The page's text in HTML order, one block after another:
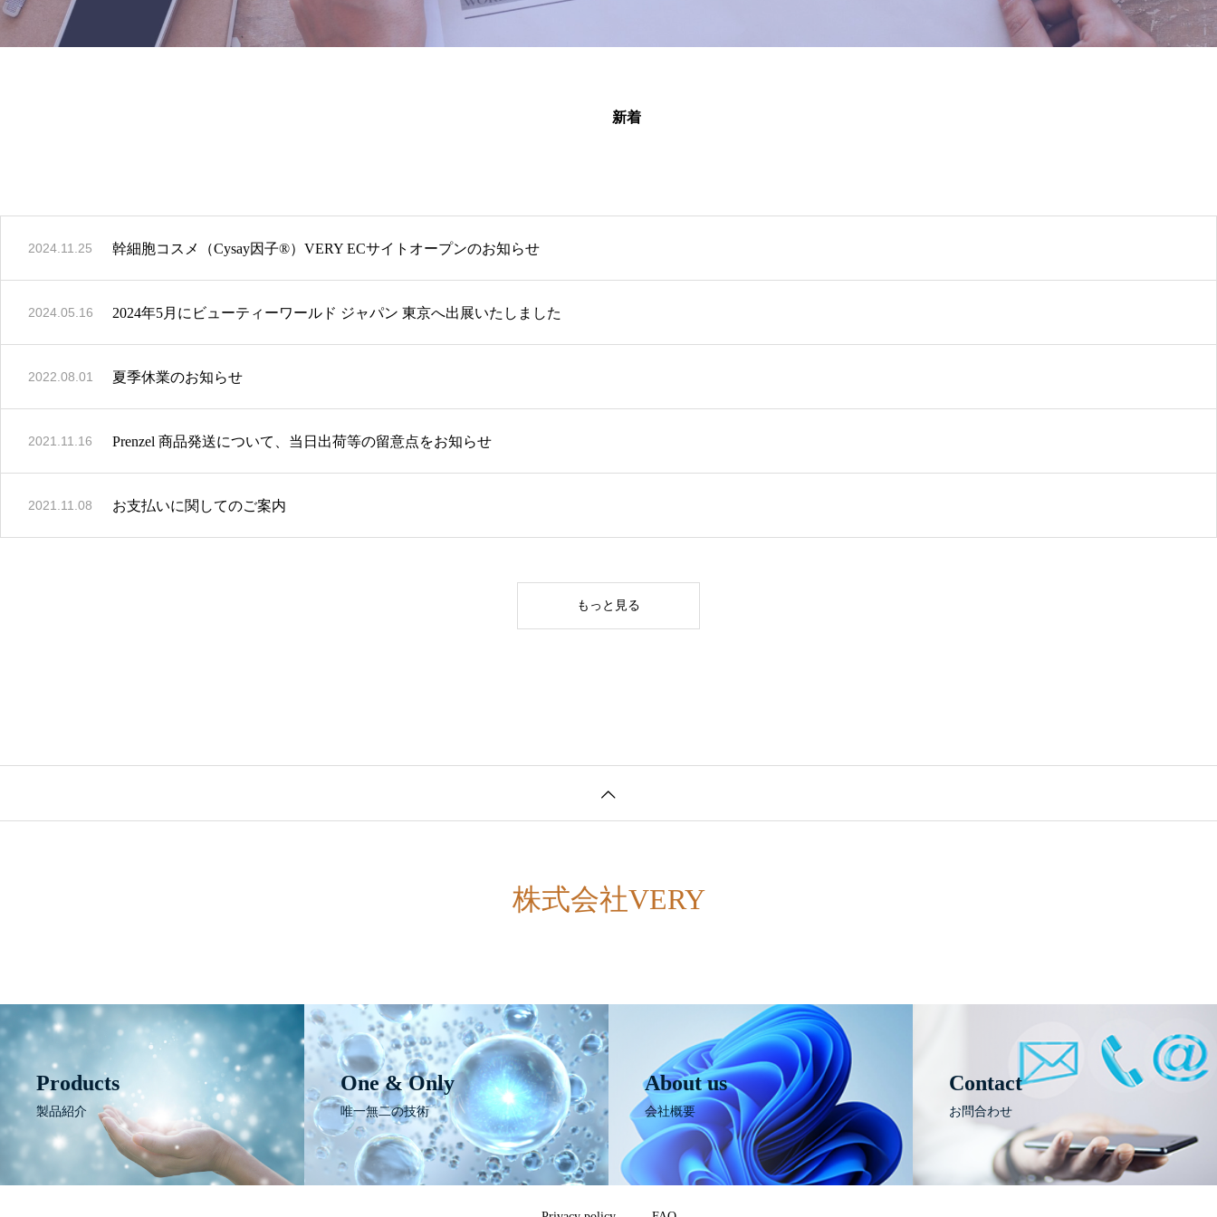
新着
2024.11.25 幹細胞コスメ（Cysay因子®）VERY ECサイトオープンのお知らせ
2024.05.16 2024年5月にビューティーワールド ジャパン 東京へ出展いたしました
2022.08.01 夏季休業のお知らせ
2021.11.16 Prenzel 商品発送について、当日出荷等の留意点をお知らせ
2021.11.08 お支払いに関してのご案内
もっと見る
株式会社VERY
Products
製品紹介
One & Only
唯一無二の技術
About us
会社概要
Contact
お問合わせ